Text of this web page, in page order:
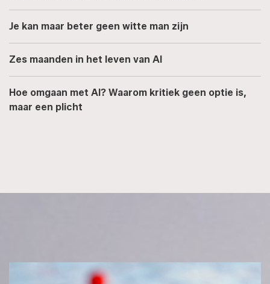
Je kan maar beter geen witte man zijn
Zes maanden in het leven van AI
Hoe omgaan met AI? Waarom kritiek geen optie is,
maar een plicht